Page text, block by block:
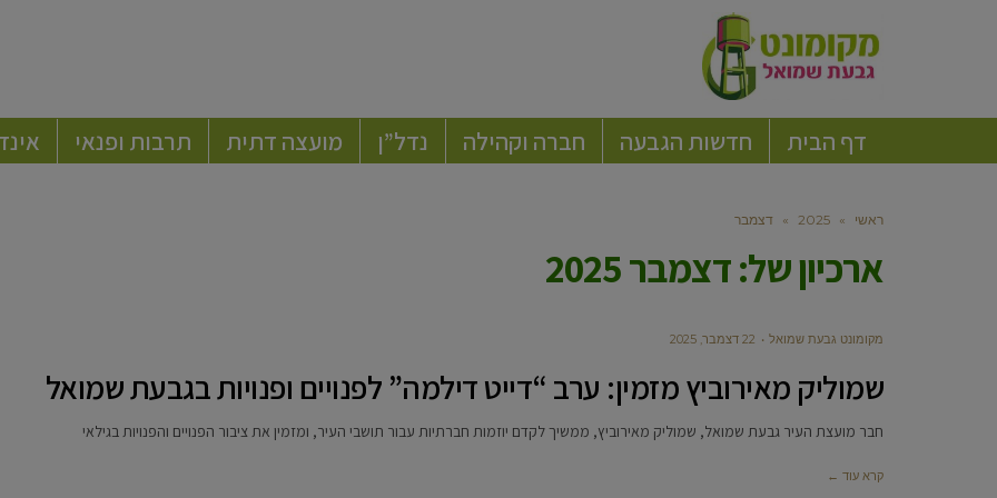
דף הבית חדשות הגבעה חברה וקהילה נדל”ן מועצה דתית תרבות ופנאי
ראשי »
2025
» דצמבר
ארכיון של:דצמבר 2025
מקומונט גבעת שמואל 22 דצמבר, 2025
שמוליק מאירוביץ מזמין: ערב “דייט דילמה” לפנויים ופנויות בגבעת שמואל
חבר מועצת העיר גבעת שמואל, שמוליק מאירוביץ, ממשיך לקדם יוזמות חברתיות עבור תושבי העיר, ומזמין את ציבור הפנויים והפנויות בגילאי
קרא עוד ←